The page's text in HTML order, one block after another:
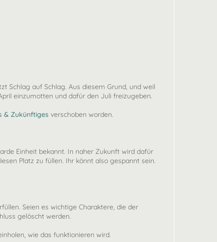
Schlag auf Schlag. Aus diesem Grund, und weil
einzumotten und dafür den Juli freizugeben.
& Zukünftiges verschoben worden.
Einheit bekannt. In naher Zukunft wird dafür
Platz zu füllen. Ihr könnt also gespannt sein.
Seien es wichtige Charaktere, die der
gelöscht werden.
wie das funktionieren wird.